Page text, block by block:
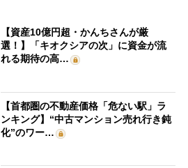
【資産10億円超・かんちさんが厳
選！】「キオクシアの次」に資金が流
れる期待の高…
【首都圏の不動産価格「危ない駅」ラ
ンキング】“中古マンション売れ行き鈍
化”のワー…